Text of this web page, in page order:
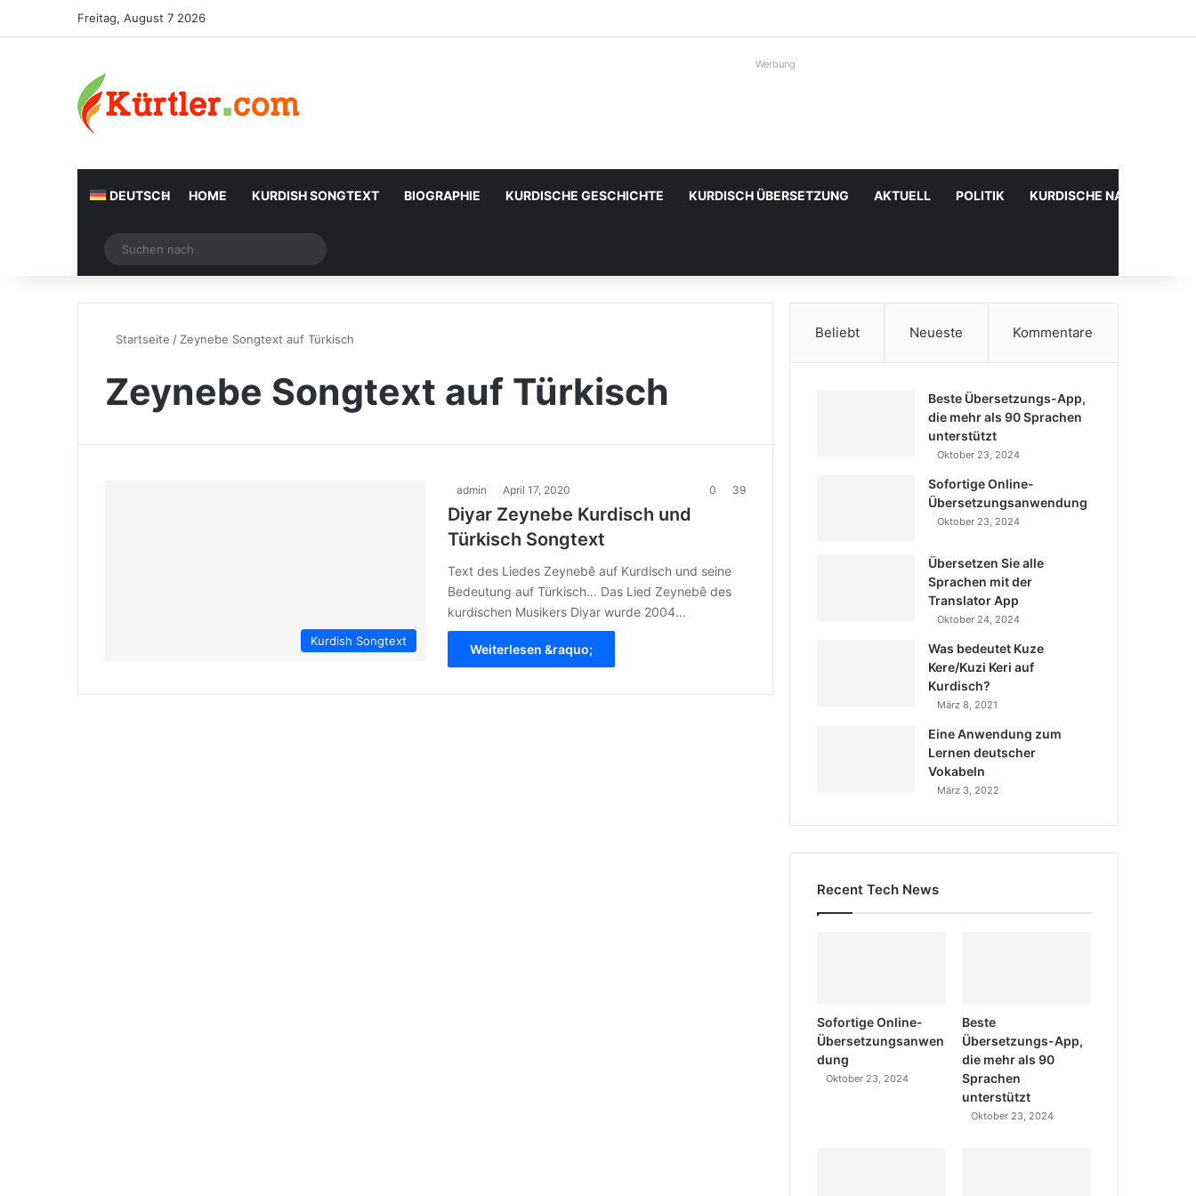
Freitag, August 7 2026
Werbung
DEUTSCH HOME KURDISH SONGTEXT BIOGRAPHIE KURDISCHE GESCHICHTE KURDISCH ÜBERSETZUNG AKTUELL POLITIK KURDISCHE
Zufälliger Artikel
nach
Startseite / Zeynebe Songtext auf Türkisch
Zeynebe Songtext auf Türkisch
Kurdish Songtext
admin April 17, 2020 0 39
Diyar Zeynebe Kurdisch und
Türkisch Songtext
Text des Liedes Zeynebê auf Kurdisch und seine
Bedeutung auf Türkisch… Das Lied Zeynebê des
kurdischen Musikers Diyar wurde 2004…
Weiterlesen &raquo;
Beliebt Neueste Kommentare
Beste Übersetzungs-App,
die mehr als 90 Sprachen
unterstützt
Oktober 23, 2024
Sofortige Online-
Übersetzungsanwendung
Oktober 23, 2024
Übersetzen Sie alle
Sprachen mit der
Translator App
Oktober 24, 2024
Was bedeutet Kuze
Kere/Kuzi Keri auf
Kurdisch?
März 8, 2021
Eine Anwendung zum
Lernen deutscher
Vokabeln
März 3, 2022
Recent Tech News
Sofortige Online-
Übersetzungsanwen
dung
Oktober 23, 2024
Beste
Übersetzungs-App,
die mehr als 90
Sprachen
unterstützt
Oktober 23, 2024